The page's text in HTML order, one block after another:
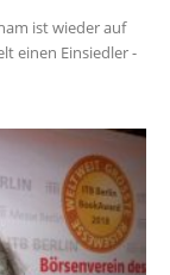
ist wieder auf
einen Einsiedler -